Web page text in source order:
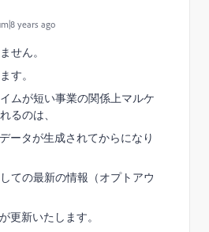
years ago
せん。
す。
ムが短い事業の関係上マルケ
るのは、
ータが生成されてからになり
ての最新の情報（オプトアウ
更新いたします。